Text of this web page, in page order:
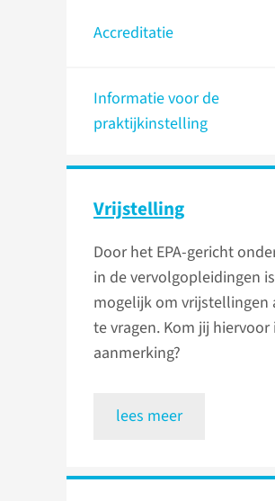
Accreditatie
Informatie voor de
praktijkinstelling
Vrijstelling
Door het EPA-gericht
in de vervolgopleidingen
mogelijk om vrijstellingen
te vragen. Kom jij hiervoor
aanmerking?
lees meer